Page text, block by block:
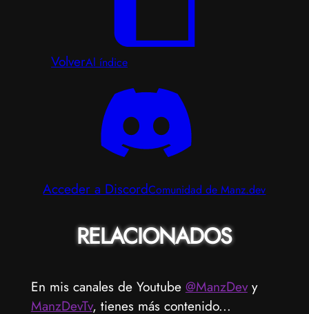
VolverAl índice
Acceder a DiscordComunidad de Manz.dev
RELACIONADOS
En mis canales de Youtube @ManzDevy
ManzDevTv, tienes más contenido...